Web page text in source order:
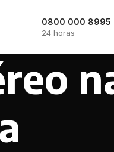
0800 000 8995
24 horas